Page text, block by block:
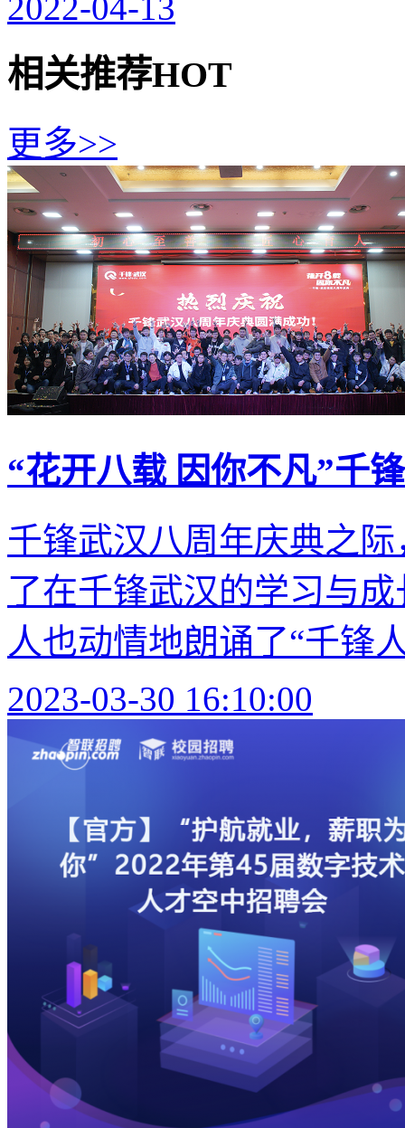
相关推荐HOT
更多>>
“花开八载 因你不凡”千
千锋武汉八周年庆典之
了在千锋武汉的学习与
人也动情地朗诵了“千锋
2023-03-30 16:10:00